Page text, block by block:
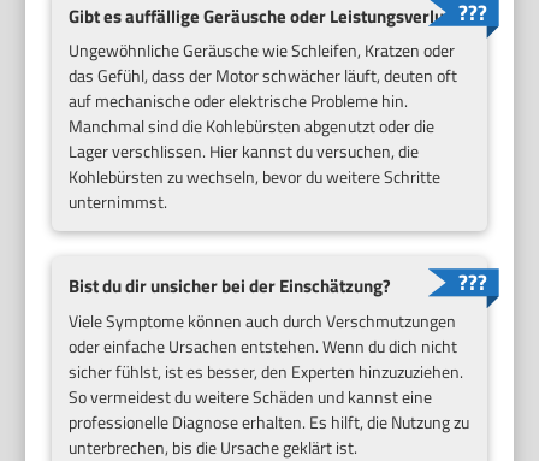
Gibt es auffällige Geräusche oder Leistungsverlust?
Ungewöhnliche Geräusche wie Schleifen, Kratzen oder
das Gefühl, dass der Motor schwächer läuft, deuten oft
auf mechanische oder elektrische Probleme hin.
Manchmal sind die Kohlebürsten abgenutzt oder die
Lager verschlissen. Hier kannst du versuchen, die
Kohlebürsten zu wechseln, bevor du weitere Schritte
unternimmst.
Bist du dir unsicher bei der Einschätzung?
Viele Symptome können auch durch Verschmutzungen
oder einfache Ursachen entstehen. Wenn du dich nicht
sicher fühlst, ist es besser, den Experten hinzuzuziehen.
So vermeidest du weitere Schäden und kannst eine
professionelle Diagnose erhalten. Es hilft, die Nutzung zu
unterbrechen, bis die Ursache geklärt ist.